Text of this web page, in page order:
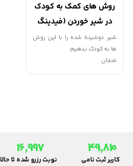
روش های کمک به کودک
در شیر خوردن (فیدینگ
شیردهی)
شير دوشیده شده را با اين روش
ها به کودک بدهيم:
فنجان
49,810
کاربر ثبت نامی
16,997
نوبت رزرو شده تا حالا